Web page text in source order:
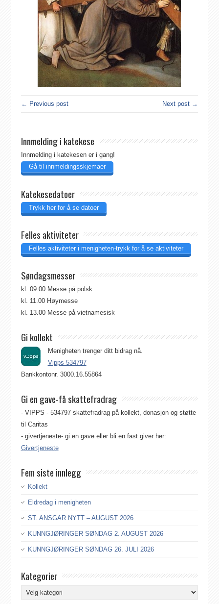
← Previous post Next post →
Innmelding i katekese
Innmelding i katekesen er i gang!
Gå til innmeldingsskjemaer
Katekesedatoer
Trykk her for å se datoer
Felles aktiviteter
Felles aktiviteter i menigheten-trykk for å se aktiviteter
Søndagsmesser
kl. 09.00 Messe på polsk
kl. 11.00 Høymesse
kl. 13.00 Messe på vietnamesisk
Gi kollekt
Menigheten trenger ditt bidrag nå.
Vipps 534797
Bankkontonr. 3000.16.55864
Gi en gave-få skattefradrag
- VIPPS - 534797 skattefradrag på kollekt, donasjon og støtte
til Caritas
- givertjeneste- gi en gave eller bli en fast giver her:
Givertjeneste
Fem siste innlegg
Kollekt
Eldredag i menigheten
ST. ANSGAR NYTT – AUGUST 2026
KUNNGJØRINGER SØNDAG 2. AUGUST 2026
KUNNGJØRINGER SØNDAG 26. JULI 2026
Kategorier
Kategorier